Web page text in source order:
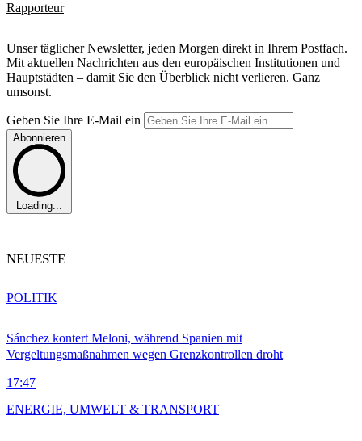
Rapporteur
Unser täglicher Newsletter, jeden Morgen direkt in Ihrem Postfach.
Mit aktuellen Nachrichten aus den europäischen Institutionen und
Hauptstädten – damit Sie den Überblick nicht verlieren. Ganz
umsonst.
Geben Sie Ihre E-Mail ein
Abonnieren
Loading...
NEUESTE
Sánchez kontert Meloni, während Spanien mit
Vergeltungsmaßnahmen wegen Grenzkontrollen droht
17:47
POLITIK
ENERGIE, UMWELT & TRANSPORT